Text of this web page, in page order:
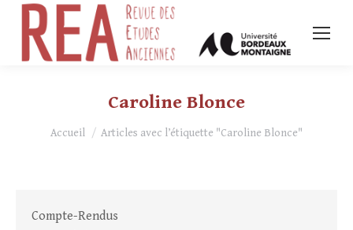
Caroline Blonce
Vous êtes ici :
Accueil Articles avec l’étiquette "Caroline Blonce"
Compte-Rendus